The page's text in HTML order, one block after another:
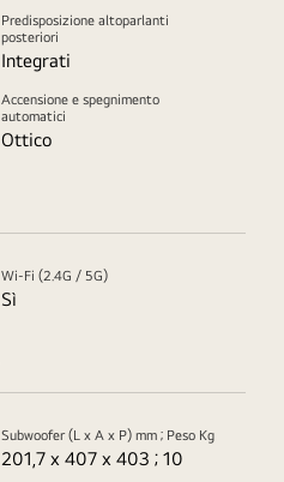
Predisposizione altoparlanti
posteriori
Integrati
Accensione e spegnimento
automatici
Ottico
Wi-Fi (2.4G / 5G)
Sì
Subwoofer (L x A x P) mm ; Peso Kg
201,7 x 407 x 403 ; 10